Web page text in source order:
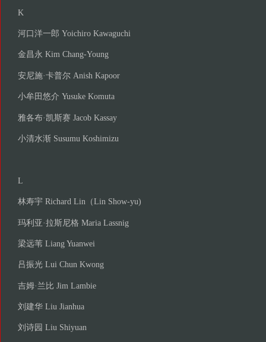
K
河口洋一郎 Yoichiro Kawaguchi
金昌永 Kim Chang-Young
安尼施·卡普尔 Anish Kapoor
小牟田悠介 Yusuke Komuta
雅各布·凯斯赛 Jacob Kassay
小清水渐 Susumu Koshimizu
L
林寿宇 Richard Lin（Lin Show-yu)
玛利亚·拉斯尼格 Maria Lassnig
梁远苇 Liang Yuanwei
吕振光 Lui Chun Kwong
吉姆·兰比 Jim Lambie
刘建华 Liu Jianhua
刘诗园 Liu Shiyuan